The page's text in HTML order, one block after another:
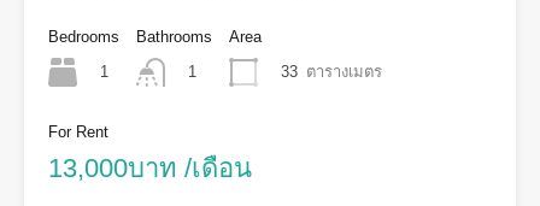
Bedrooms
1
Bathrooms
1
Area
33 ตารางเมตร
For Rent
13,000บาท /เดือน